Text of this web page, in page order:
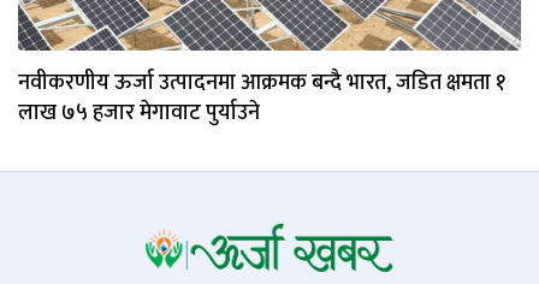
नवीकरणीय ऊर्जा उत्पादनमा आक्रमक बन्दै भारत, जडित क्षमता १
लाख ७५ हजार मेगावाट पुर्याउने